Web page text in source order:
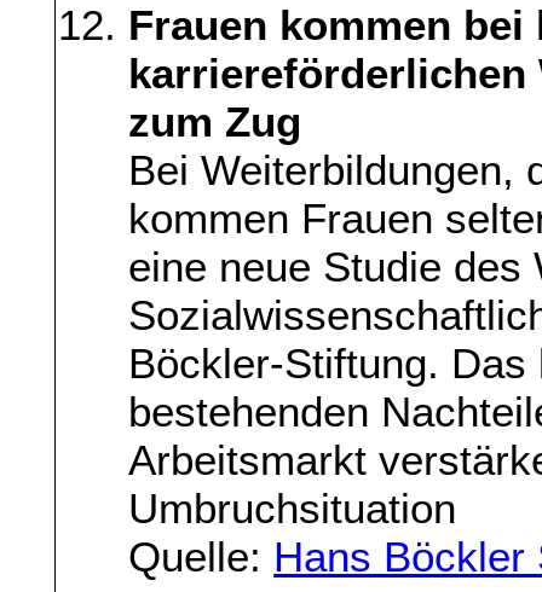
Frauen kommen bei
karriereförderlichen
zum Zug
Bei Weiterbildungen,
kommen Frauen
eine neue Studie des
Böckler-Stiftung. Das
bestehenden
Arbeitsmarkt
Umbruchsituation
Quelle: Hans Böckler